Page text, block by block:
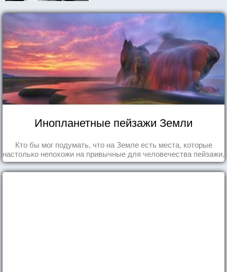
Инопланетные пейзажи Земли
Кто бы мог подумать, что на Земле есть места, которые
настолько непохожи на привычные для человечества пейзажи,
что кажутся и вовсе инопланетными!